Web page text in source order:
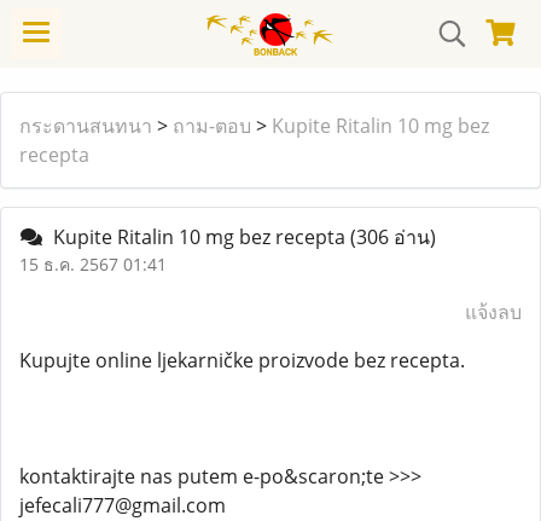
กระดานสนทนา > ถาม-ตอบ > Kupite Ritalin 10 mg bez
recepta
Kupite Ritalin 10 mg bez recepta (306 อ่าน)
15 ธ.ค. 2567 01:41
แจ้งลบ
Kupujte online ljekarničke proizvode bez recepta.
kontaktirajte nas putem e-po&scaron;te >>>
jefecali777@gmail.com